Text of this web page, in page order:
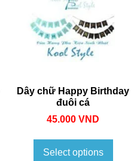
Dây chữ Happy Birthday
đuôi cá
45.000 VND
Select options